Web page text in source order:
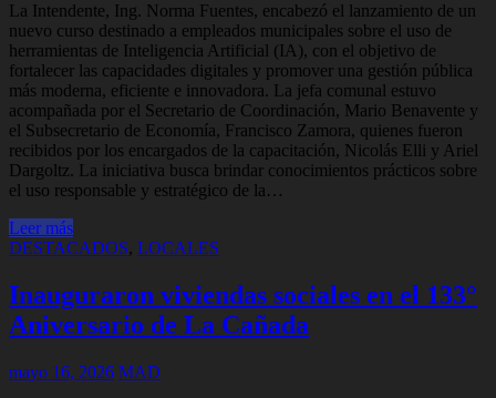
La Intendente, Ing. Norma Fuentes, encabezó el lanzamiento de un
nuevo curso destinado a empleados municipales sobre el uso de
herramientas de Inteligencia Artificial (IA), con el objetivo de
fortalecer las capacidades digitales y promover una gestión pública
más moderna, eficiente e innovadora. La jefa comunal estuvo
acompañada por el Secretario de Coordinación, Mario Benavente y
el Subsecretario de Economía, Francisco Zamora, quienes fueron
recibidos por los encargados de la capacitación, Nicolás Elli y Ariel
Dargoltz. La iniciativa busca brindar conocimientos prácticos sobre
el uso responsable y estratégico de la…
Leer más
DESTACADOS, LOCALES
Inauguraron viviendas sociales en el 133°
Aniversario de La Cañada
mayo 16, 2026 MAD